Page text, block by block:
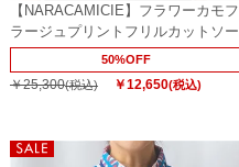
【NARACAMICIE】フラワーカモフ
ラージュプリントフリルカットソー
50%OFF
￥25,300(税込) ￥12,650(税込)